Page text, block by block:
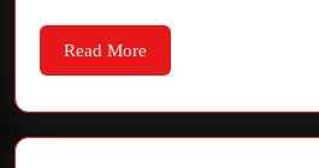
Read More